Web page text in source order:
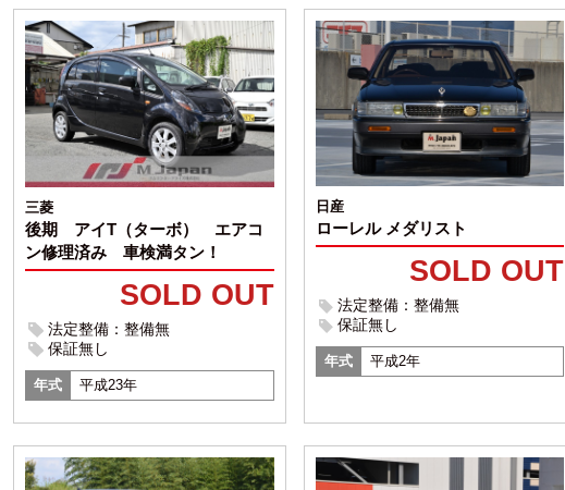
三菱
後期 アイT（ターボ） エアコ
ン修理済み 車検満タン！
SOLD OUT
法定整備：整備無
保証無し
年式 平成23年
日産
ローレル メダリスト
SOLD OUT
法定整備：整備無
保証無し
年式 平成2年